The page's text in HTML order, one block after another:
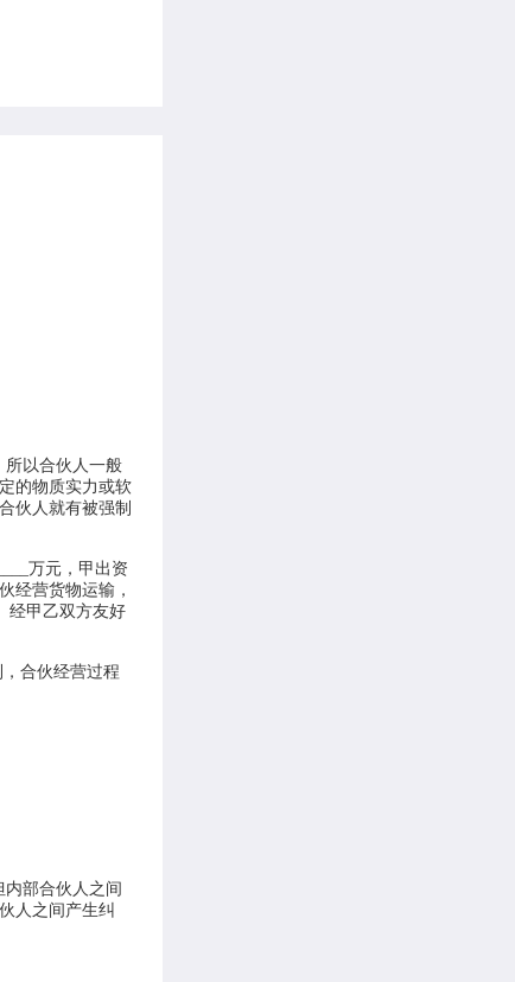
所以合伙人一般
的物质实力或软
伙人就有被强制
万元，甲出资
经营货物运输，
经甲乙双方友好
合伙经营过程
部合伙人之间
人之间产生纠